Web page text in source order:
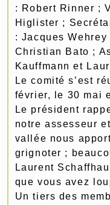
: Robert Rinner ;
Higlister ;
: Jacques
Christian Bato ;
Kauffmann et
Le comité s’est
février, le 30 mai
Le président
notre assesseur
vallée nous
grignoter ;
Laurent
que vous avez
Un tiers des